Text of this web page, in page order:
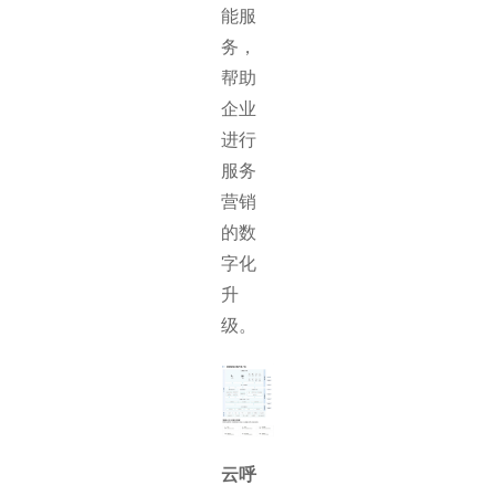
能服
务，
帮助
企业
进行
服务
营销
的数
字化
升
级。
云呼